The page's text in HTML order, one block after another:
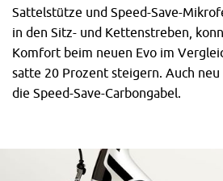
Sattelstütze und Speed-Save-
in den Sitz- und Kettenstreben,
Komfort beim neuen Evo im
satte 20 Prozent steigern. Auch
die Speed-Save-Carbongabel.